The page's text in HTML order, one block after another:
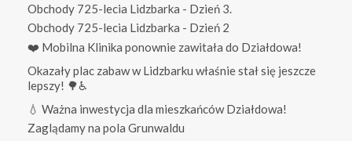
Obchody 725-lecia Lidzbarka - Dzień 3.
Obchody 725-lecia Lidzbarka - Dzień 2
❤️ Mobilna Klinika ponownie zawitała do Działdowa!
Okazały plac zabaw w Lidzbarku właśnie stał się jeszcze
lepszy! 🌳♿
💧 Ważna inwestycja dla mieszkańców Działdowa!
Zaglądamy na pola Grunwaldu